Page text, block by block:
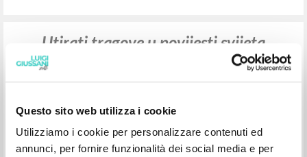
Questo sito web utilizza i cookie
Utilizziamo i cookie per personalizzare contenuti ed
annunci, per fornire funzionalità dei social media e per
Utirati tragove u povijesti svijeta
Giussani Luigi Author
Alberto Stefano Author
2019
Croatian